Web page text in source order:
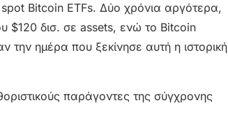
spot Bitcoin ETFs. Δύο χρόνια αργότερα,
$120 δισ. σε assets, ενώ το Bitcoin
την ημέρα που ξεκίνησε αυτή η ιστορική
παράγοντες της σύγχρονης